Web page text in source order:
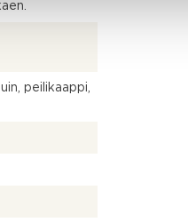
peilikaappi,